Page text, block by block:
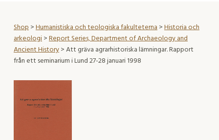
Shop>Humanistiska och teologiska fakulteterna>Historia och
arkeologi>Report Series, Department of Archaeology and
Ancient History> Att gräva agrarhistoriska lämningar. Rapport
från ett seminarium i Lund 27-28 januari 1998